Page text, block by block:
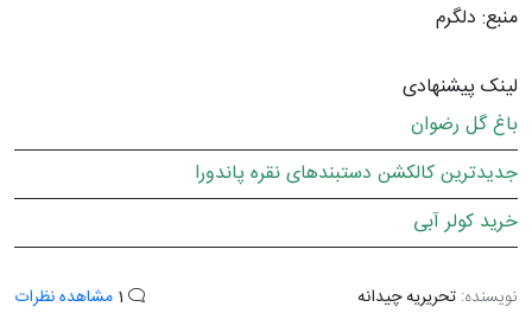
منبع: دلگرم
لینک پیشنهادی
باغ گل رضوان
جدیدترین کالکشن دستبندهای نقره پاندورا
خرید کولر آبی
نویسنده: تحریریه چیدانه مشاهده نظرات